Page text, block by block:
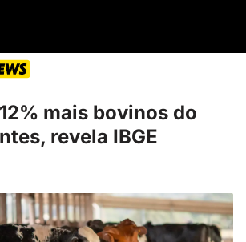
mais bovinos do
revela IBGE